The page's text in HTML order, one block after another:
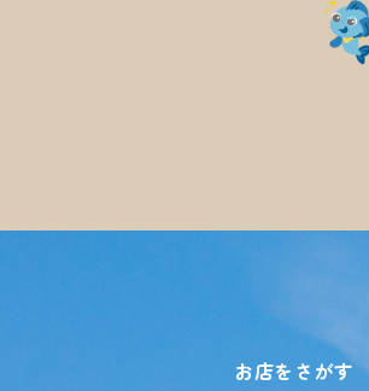
お店をさがす